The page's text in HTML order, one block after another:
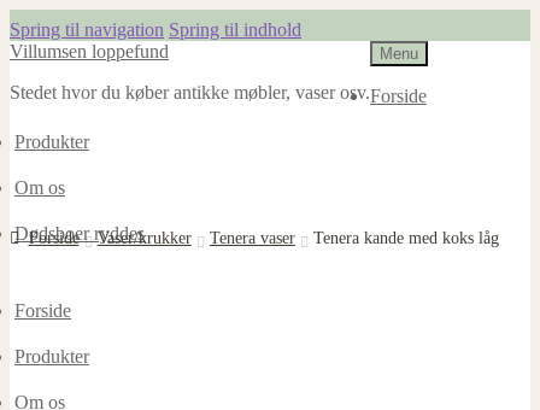
Spring til navigation Spring til indhold
Villumsen loppefund
Stedet hvor du køber antikke møbler, vaser osv.
Menu
Forside
Produkter
Om os
Dødsboer ryddes
Forside
Produkter
Om os
Forside Vaser/krukker Tenera vaser Tenera kande med koks låg